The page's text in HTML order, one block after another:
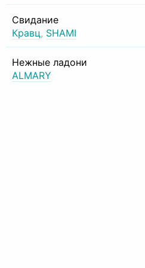
Свидание
Кравц, SHAMI
Нежные ладони
ALMARY